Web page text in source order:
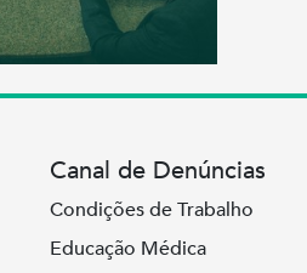
Canal de Denúncias
Condições de Trabalho
Educação Médica